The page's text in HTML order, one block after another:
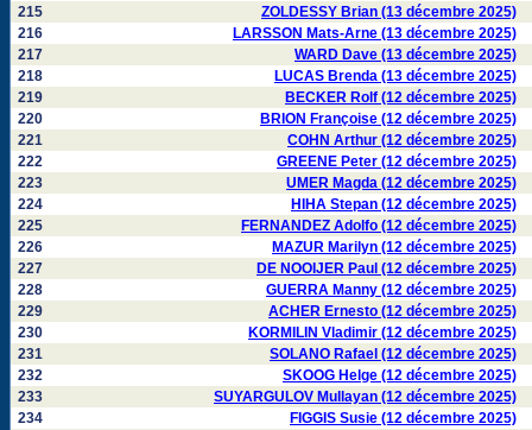
215
ZOLDESSY Brian (13 décembre 2025)
216
LARSSON Mats-Arne (13 décembre 2025)
217
WARD Dave (13 décembre 2025)
218
LUCAS Brenda (13 décembre 2025)
219
BECKER Rolf (12 décembre 2025)
220
BRION Françoise (12 décembre 2025)
221
COHN Arthur (12 décembre 2025)
222
GREENE Peter (12 décembre 2025)
223
UMER Magda (12 décembre 2025)
224
HIHA Stepan (12 décembre 2025)
225
FERNANDEZ Adolfo (12 décembre 2025)
226
MAZUR Marilyn (12 décembre 2025)
227
DE NOOIJER Paul (12 décembre 2025)
228
GUERRA Manny (12 décembre 2025)
229
ACHER Ernesto (12 décembre 2025)
230
KORMILIN Vladimir (12 décembre 2025)
231
SOLANO Rafael (12 décembre 2025)
232
SKOOG Helge (12 décembre 2025)
233
SUYARGULOV Mullayan (12 décembre 2025)
234
FIGGIS Susie (12 décembre 2025)